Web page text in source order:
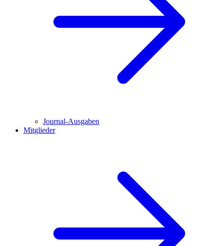
Journal-Ausgaben
Mitglieder